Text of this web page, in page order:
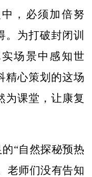
，必须加倍努
为打破封闭训
场景中感知世
精心策划的这场
为课堂，让康复
“自然探秘预热
老师们没有告知